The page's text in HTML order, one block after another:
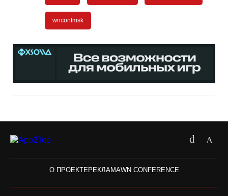
wnconfmsk
О ПРОЕКТЕ РЕКЛАМАWN CONFERENCE